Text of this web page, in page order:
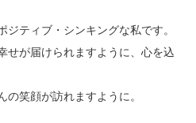
ティブ・シンキングな私です。
せが届けられますように、心を込
笑顔が訪れますように。